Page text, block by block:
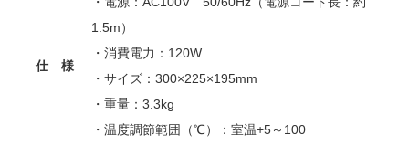
仕 様
1.5m）
・消費電力：120W
・サイズ：300×225×195mm
・重量：3.3kg
・温度調節範囲（℃）：室温+5～100